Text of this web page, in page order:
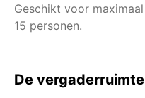
Geschikt voor maximaal
15 personen.
De vergaderruimte